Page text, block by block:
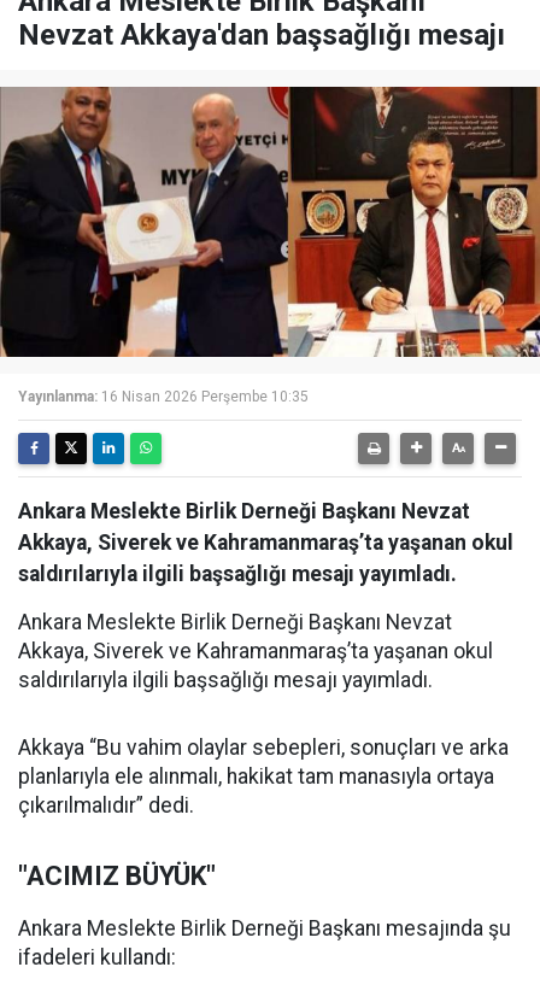
Nevzat Akkaya'dan başsağlığı mesajı
Yayınlanma: 16 Nisan 2026 Perşembe 10:35
Ankara Meslekte Birlik Derneği Başkanı Nevzat
Akkaya, Siverek ve Kahramanmaraş’ta yaşanan okul
saldırılarıyla ilgili başsağlığı mesajı yayımladı.
Ankara Meslekte Birlik Derneği Başkanı Nevzat
Akkaya, Siverek ve Kahramanmaraş’ta yaşanan okul
saldırılarıyla ilgili başsağlığı mesajı yayımladı.
Akkaya “Bu vahim olaylar sebepleri, sonuçları ve arka
planlarıyla ele alınmalı, hakikat tam manasıyla ortaya
çıkarılmalıdır” dedi.
"ACIMIZ BÜYÜK"
Ankara Meslekte Birlik Derneği Başkanı mesajında şu
ifadeleri kullandı: